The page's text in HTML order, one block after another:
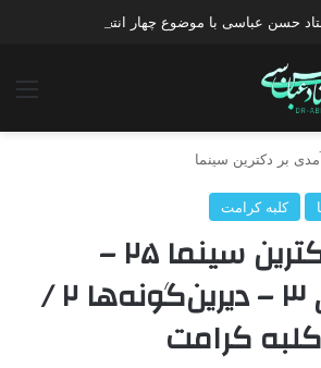
حسن عباسی با موضوع چهار انتخاب ۱۴۰۰
بر دکترین سینما
کلبه کرامت
درآمدی ‌بر‌ دکترین ‌سینما‌ ۲۵ –
مایه‌شناسی‌ ۳ – دیرین‌گونه‌ها‌ ۲ /